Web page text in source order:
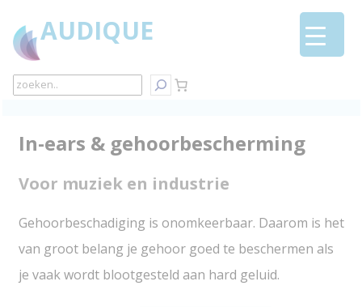
naar
de
AUDIQUE
Search
In-ears & gehoorbescherming
Voor muziek en industrie
Gehoorbeschadiging is onomkeerbaar. Daarom is het
van groot belang je gehoor goed te beschermen als
je vaak wordt blootgesteld aan hard geluid.